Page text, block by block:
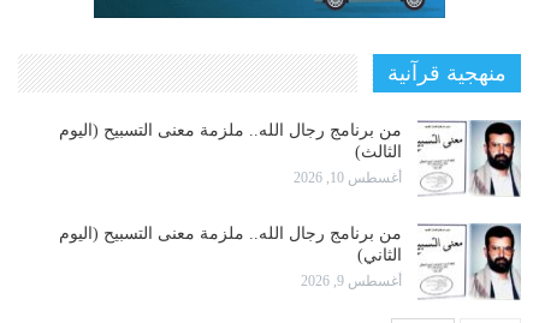
منهجية قرآنية
من برنامج رجال الله.. ملزمة معنى التسبيح (اليوم
الثالث)
أغسطس 10, 2026
من برنامج رجال الله.. ملزمة معنى التسبيح (اليوم
الثاني)
أغسطس 9, 2026